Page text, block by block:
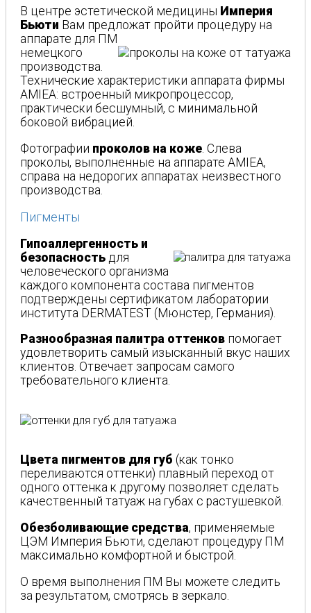
В центре эстетической медицины Империя
Бьюти Вам предложат пройти процедуру на
аппарате для ПМ
немецкого
производства.
Технические характеристики аппарата фирмы
AMIEA: встроенный микропроцессор,
практически бесшумный, с минимальной
боковой вибрацией.
Фотографии проколов на коже . Слева
проколы, выполненные на аппарате AMIEA,
справа на недорогих аппаратах неизвестного
производства.
Пигменты
Гипоаллергенность и
безопасность для
человеческого организма
каждого компонента состава пигментов
подтверждены сертификатом лаборатории
института DERMATEST (Мюнстер, Германия).
Разнообразная палитра оттенков помогает
удовлетворить самый изысканный вкус наших
клиентов. Отвечает запросам самого
требовательного клиента.
Цвета пигментов для губ (как тонко
переливаются оттенки) плавный переход от
одного оттенка к другому позволяет сделать
качественный татуаж на губах с растушевкой.
Обезболивающие средства, применяемые
ЦЭМ Империя Бьюти, сделают процедуру ПМ
максимально комфортной и быстрой.
О время выполнения ПМ Вы можете следить
за результатом, смотрясь в зеркало.